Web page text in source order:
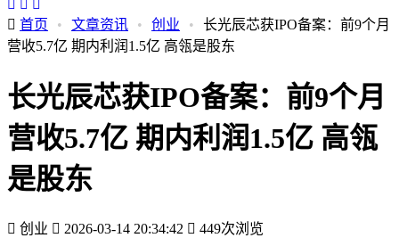
首页 • 文章资讯 • 创业 •
长光辰芯获IPO备案：前9个月
营收5.7亿 期内利润1.5亿 高瓴是股东
长光辰芯获IPO备案：前9个月
营收5.7亿 期内利润1.5亿 高瓴
是股东
创业 2026-03-14 20:34:42 449次浏览